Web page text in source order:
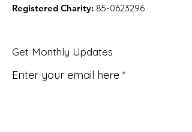
Registered Charity: 85-0623296
Get Monthly Updates
Enter your email here